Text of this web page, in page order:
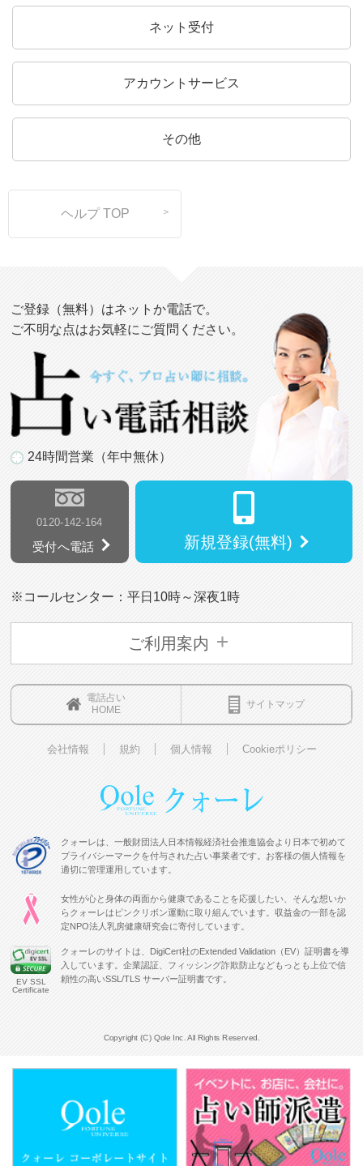
ネット受付
アカウントサービス
その他
ヘルプ TOP
ご登録（無料）はネットか電話で。
ご不明な点はお気軽にご質問ください。
24時間営業（年中無休）
0120-142-164
受付へ電話 新規登録(無料)
※コールセンター：平日10時～深夜1時
ご利用案内
電話占い
HOME
サイトマップ
会社情報 規約 個人情報 Cookieポリシー
クォーレは、一般財団法人日本情報経済社会推進協会より日本で初めて
プライバシーマークを付与された占い事業者です。お客様の個人情報を
適切に管理運用しています。
女性が心と身体の両面から健康であることを応援したい、そんな想いか
らクォーレはピンクリボン運動に取り組んでいます。収益金の一部を認
定NPO法人乳房健康研究会に寄付しています。
EV SSL
Certificate
クォーレのサイトは、DigiCert社のExtended Validation（EV）証明書を導
入しています。企業認証、フィッシング詐欺防止などもっとも上位で信
頼性の高いSSL/TLS サーバー証明書です。
Copyright (C) Qole Inc. All Rights Reserved.